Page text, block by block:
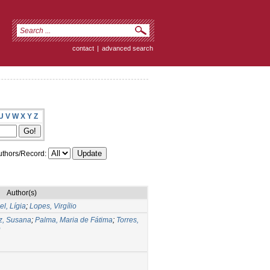
contact | advanced search
V W X Y Z
Record:
Author(s)
Lígia; Lopes, Virgílio
Susana; Palma, Maria de Fátima; Torres,